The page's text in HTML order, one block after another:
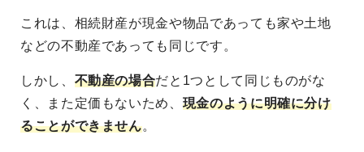
これは、相続財産が現金や物品であっても家や土地
などの不動産であっても同じです。
しかし、 不動産の場合だと1つとして同じものがな
く、また定価もないため、 現金のように明確に分け
ることができません。